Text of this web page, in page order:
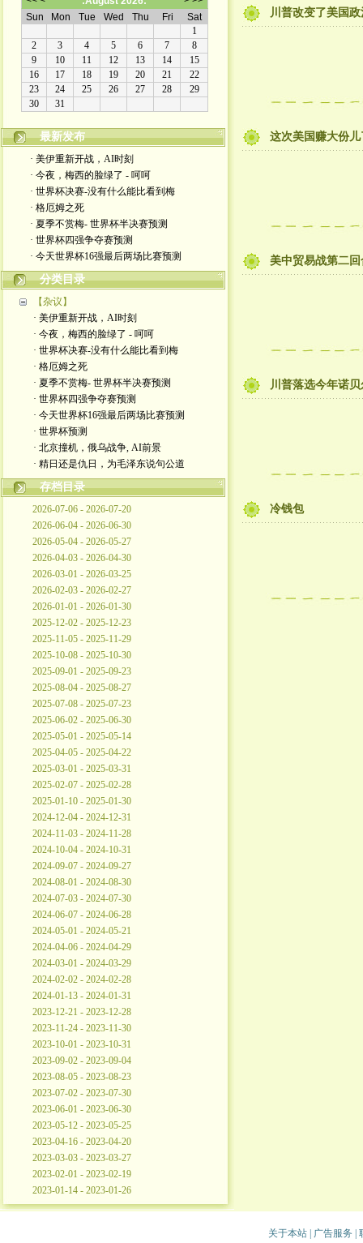
最新发布
· 美伊重新开战，AI时刻
· 今夜，梅西的脸绿了 - 呵呵
· 世界杯决赛-没有什么能比看到梅
· 格厄姆之死
· 夏季不赏梅- 世界杯半决赛预测
· 世界杯四强争夺赛预测
· 今天世界杯16强最后两场比赛预测
分类目录
【杂议】
· 美伊重新开战，AI时刻
· 今夜，梅西的脸绿了 - 呵呵
· 世界杯决赛-没有什么能比看到梅
· 格厄姆之死
· 夏季不赏梅- 世界杯半决赛预测
· 世界杯四强争夺赛预测
· 今天世界杯16强最后两场比赛预测
· 世界杯预测
· 北京撞机，俄乌战争, AI前景
· 精日还是仇日，为毛泽东说句公道
存档目录
2026-07-06 - 2026-07-20
2026-06-04 - 2026-06-30
2026-05-04 - 2026-05-27
2026-04-03 - 2026-04-30
2026-03-01 - 2026-03-25
2026-02-03 - 2026-02-27
2026-01-01 - 2026-01-30
2025-12-02 - 2025-12-23
2025-11-05 - 2025-11-29
2025-10-08 - 2025-10-30
2025-09-01 - 2025-09-23
2025-08-04 - 2025-08-27
2025-07-08 - 2025-07-23
2025-06-02 - 2025-06-30
2025-05-01 - 2025-05-14
2025-04-05 - 2025-04-22
2025-03-01 - 2025-03-31
2025-02-07 - 2025-02-28
2025-01-10 - 2025-01-30
2024-12-04 - 2024-12-31
2024-11-03 - 2024-11-28
2024-10-04 - 2024-10-31
2024-09-07 - 2024-09-27
2024-08-01 - 2024-08-30
2024-07-03 - 2024-07-30
2024-06-07 - 2024-06-28
2024-05-01 - 2024-05-21
2024-04-06 - 2024-04-29
2024-03-01 - 2024-03-29
2024-02-02 - 2024-02-28
2024-01-13 - 2024-01-31
2023-12-21 - 2023-12-28
2023-11-24 - 2023-11-30
2023-10-01 - 2023-10-31
2023-09-02 - 2023-09-04
2023-08-05 - 2023-08-23
2023-07-02 - 2023-07-30
2023-06-01 - 2023-06-30
2023-05-12 - 2023-05-25
2023-04-16 - 2023-04-20
2023-03-03 - 2023-03-27
2023-02-01 - 2023-02-19
2023-01-14 - 2023-01-26
川普改变了美国
这次美国赚大份儿
美中贸易战第二
川普落选今年诺
冷钱包
关于本站| 广告服务